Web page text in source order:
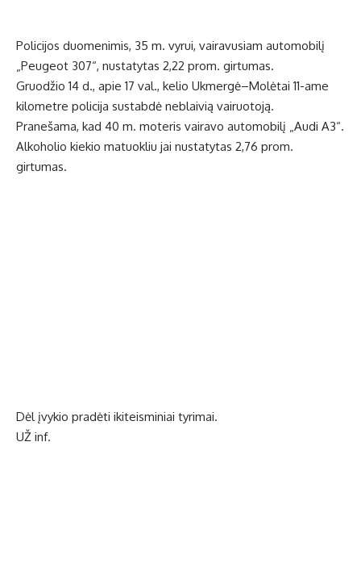
Policijos duomenimis, 35 m. vyrui, vairavusiam automobilį
„Peugeot 307“, nustatytas 2,22 prom. girtumas.
Gruodžio 14 d., apie 17 val., kelio Ukmergė–Molėtai 11-ame
kilometre policija sustabdė neblaivią vairuotoją.
Pranešama, kad 40 m. moteris vairavo automobilį „Audi A3“.
Alkoholio kiekio matuokliu jai nustatytas 2,76 prom.
girtumas.
Dėl įvykio pradėti ikiteisminiai tyrimai.
UŽ inf.